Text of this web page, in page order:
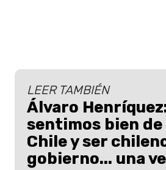
LEER TAMBIÉN
Álvaro
sentimos bien
Chile y ser
gobierno... una